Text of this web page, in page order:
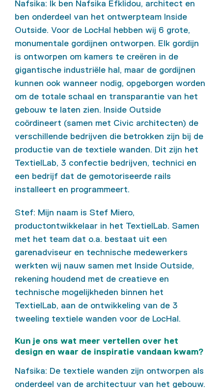
Nafsika: Ik ben Nafsika Efklidou, architect en
ben onderdeel van het ontwerpteam Inside
Outside. Voor de LocHal hebben wij 6 grote,
monumentale gordijnen ontworpen. Elk gordijn
is ontworpen om kamers te creëren in de
gigantische industriële hal, maar de gordijnen
kunnen ook wanneer nodig, opgeborgen worden
om de totale schaal en transparantie van het
gebouw te laten zien. Inside Outside
coördineert (samen met Civic architecten) de
verschillende bedrijven die betrokken zijn bij de
productie van de textiele wanden. Dit zijn het
TextielLab, 3 confectie bedrijven, technici en
een bedrijf dat de gemotoriseerde rails
installeert en programmeert.
Stef: Mijn naam is Stef Miero,
productontwikkelaar in het TextielLab. Samen
met het team dat o.a. bestaat uit een
garenadviseur en technische medewerkers
werkten wij nauw samen met Inside Outside,
rekening houdend met de creatieve en
technische mogelijkheden binnen het
TextielLab, aan de ontwikkeling van de 3
tweeling textiele wanden voor de LocHal.
Kun je ons wat meer vertellen over het
design en waar de inspiratie vandaan kwam?
Nafsika: De textiele wanden zijn ontworpen als
onderdeel van de architectuur van het gebouw.